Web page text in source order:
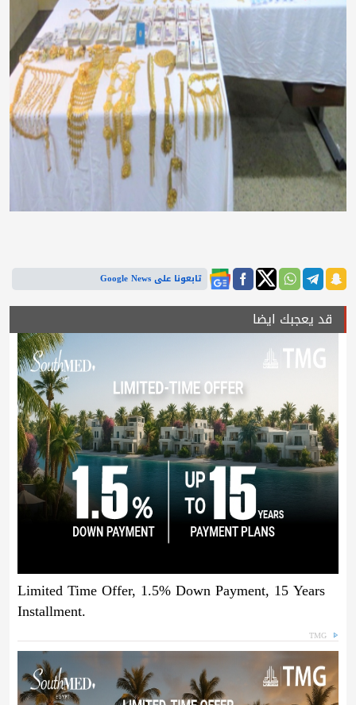
تابعونا على Google News
قد يعجبك ايضا
Limited Time Offer, 1.5% Down Payment, 15 Years
Installment.
TMG